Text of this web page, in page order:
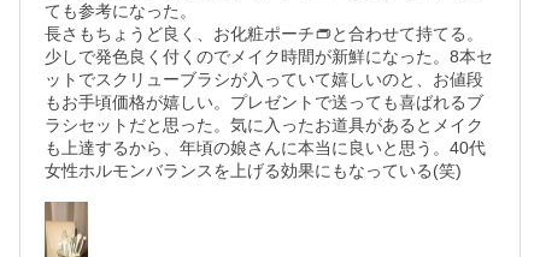
ても参考になった。
長さもちょうど良く、お化粧ポーチ👝と合わせて持てる。
少しで発色良く付くのでメイク時間が新鮮になった。8本セ
ットでスクリューブラシが入っていて嬉しいのと、お値段
もお手頃価格が嬉しい。プレゼントで送っても喜ばれるブ
ラシセットだと思った。気に入ったお道具があるとメイク
も上達するから、年頃の娘さんに本当に良いと思う。40代
女性ホルモンバランスを上げる効果にもなっている(笑)